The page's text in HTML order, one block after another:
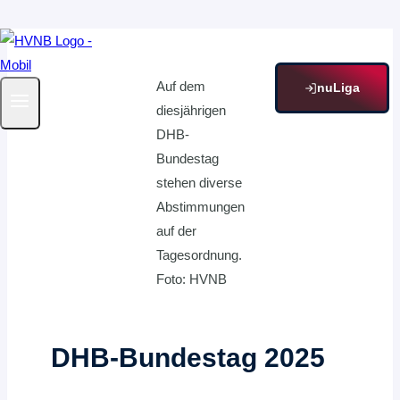
Zum
Inhalt
nuLiga
Auf dem
diesjährigen
DHB-
Bundestag
stehen diverse
Abstimmungen
auf der
Tagesordnung.
Foto: HVNB
DHB-Bundestag 2025